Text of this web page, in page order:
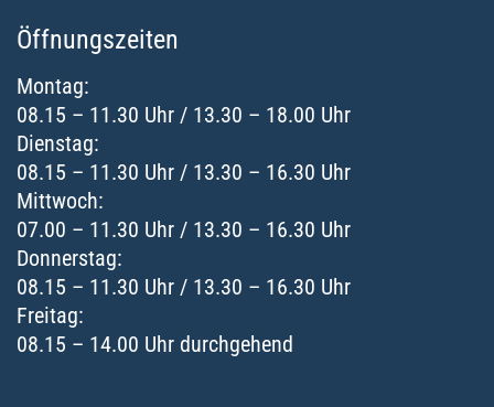
Öffnungszeiten
Montag:
08.15 – 11.30 Uhr / 13.30 – 18.00 Uhr
Dienstag:
08.15 – 11.30 Uhr / 13.30 – 16.30 Uhr
Mittwoch:
07.00 – 11.30 Uhr / 13.30 – 16.30 Uhr
Donnerstag:
08.15 – 11.30 Uhr / 13.30 – 16.30 Uhr
Freitag:
08.15 – 14.00 Uhr durchgehend